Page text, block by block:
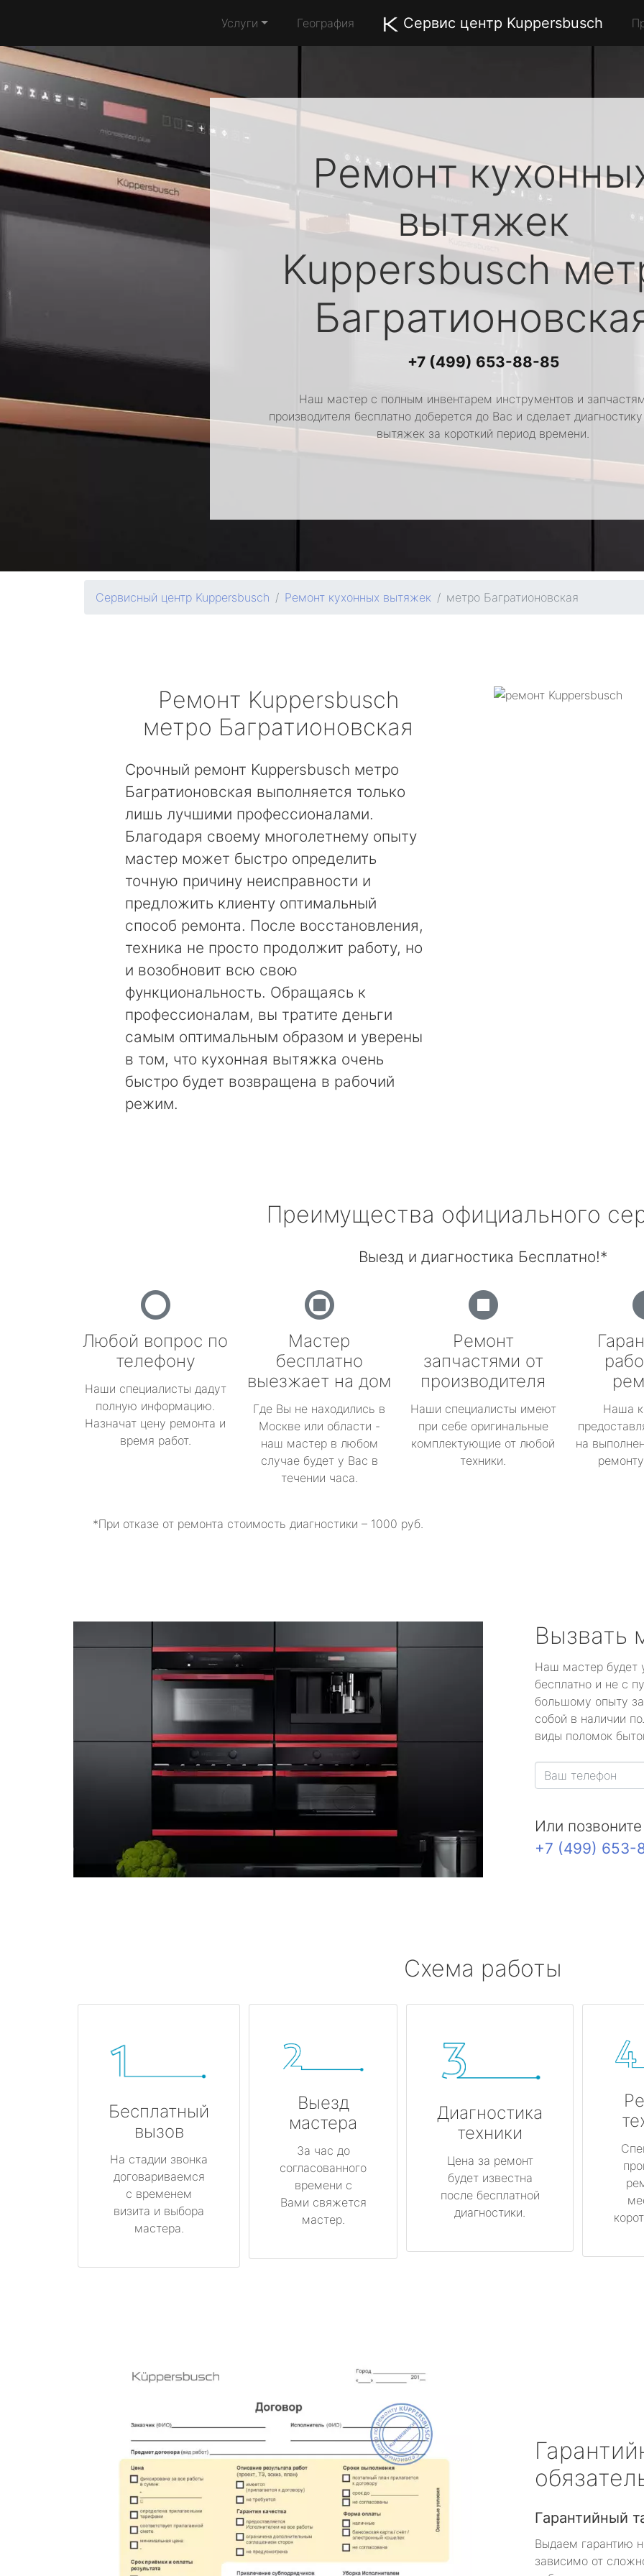
Услуги География Сервис центр Kuppersbusch
Ремонт
вытяжек
Kuppersbusch
+7 (499) 653-88-85
Наш мастер с полным инвентарем инструментов и
производителя бесплатно доберется до Вас и сделает
вытяжек за короткий период времени.
Сервисный центр Kuppersbusch Ремонт кухонных вытяжек метро Багратионовская
Ремонт Kuppersbusch
метро Багратионовская
Срочный ремонт Kuppersbusch метро
Багратионовская выполняется только
лишь лучшими профессионалами.
Благодаря своему многолетнему опыту
мастер может быстро определить
точную причину неисправности и
предложить клиенту оптимальный
способ ремонта. После восстановления,
техника не просто продолжит работу, но
и возобновит всю свою
функциональность. Обращаясь к
профессионалам, вы тратите деньги
самым оптимальным образом и уверены
в том, что кухонная вытяжка очень
быстро будет возвращена в рабочий
режим.
Преимущества официального
Выезд и диагностика Бесплатно!*
Любой вопрос по
телефону
Наши специалисты дадут
полную информацию.
Назначат цену ремонта и
время работ.
Мастер
бесплатно
выезжает на дом
Где Вы не находились в
Москве или области -
наш мастер в любом
случае будет у Вас в
течении часа.
Ремонт
запчастями от
производителя
Наши специалисты имеют
при себе оригинальные
комплектующие от любой
техники.
Наша
на
*При отказе от ремонта стоимость диагностики – 1000 руб.
Вызвать
Наш мастер будет
бесплатно и не с
большому опыту
собой в наличии
виды поломок
Или
+7 (499) 653-
Схема работы
Бесплатный
вызов
На стадии звонка
договариваемся
с временем
визита и выбора
мастера.
Выезд
мастера
За час до
согласованного
времени с
Вами свяжется
мастер.
Диагностика
техники
Цена за ремонт
будет известна
после бесплатной
диагностики.
Гарантийный
Выдаем гарантию
зависимо от